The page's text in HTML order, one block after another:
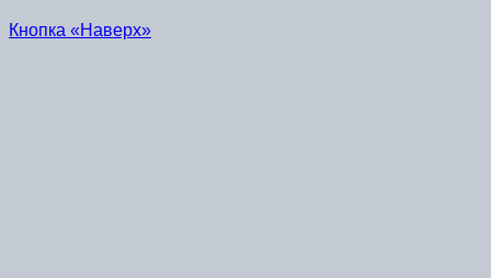
Кнопка «Наверх»